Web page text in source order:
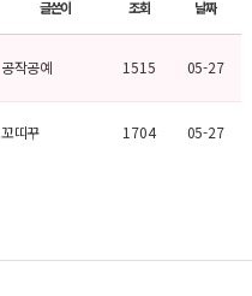
글쓴이 조회 날짜
공작공예 1515 05-27
꼬띠꾸 1704 05-27